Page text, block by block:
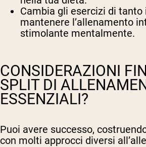
Cambia gli esercizi di tanto
mantenere l’allenamento
stimolante mentalmente.
CONSIDERAZIONI
SPLIT DI
ESSENZIALI?
Puoi avere successo,
con molti approcci diversi